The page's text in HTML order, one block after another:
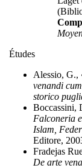
Études
Alessio, G.,
venandi
storico
Boccassini,
Falconeria
Islam,
Editore,
Fradejas
De arte